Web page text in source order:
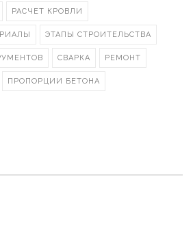
РАСЧЕТ КРОВЛИ
ЭТАПЫ СТРОИТЕЛЬСТВА
СВАРКА РЕМОНТ
ПРОПОРЦИИ БЕТОНА